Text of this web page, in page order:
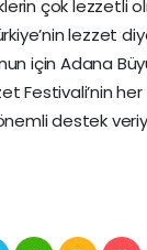
çok lezzetli
lezzet
için Adana
Festivali’nin
destek